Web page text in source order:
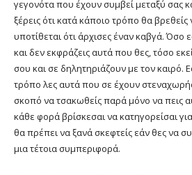
γεγονότα που έχουν συμβεί μεταξύ σας
ξέρεις ότι κατά κάποιο τρόπο θα βρεθείς
υποτίθεται ότι άρχισες έναν καβγά. Όσο
και δεν εκφράζεις αυτά που θες, τόσο
σου και σε δηλητηριάζουν με τον καιρό.
τρόπο λες αυτά που σε έχουν
σκοπό να τσακωθείς παρά μόνο να πεις
κάθε φορά βρίσκεσαι να κατηγορείσαι
θα πρέπει να ξανά σκεφτείς εάν θες να
μια τέτοια συμπεριφορά.